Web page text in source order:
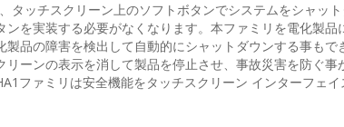
ッチスクリーン上のソフトボタンでシステムをシャッ
を実装する必要がなくなります。本ファミリを電化製品
品の障害を検出して自動的にシャットダウンする事もで
ーンの表示を消して製品を停止させ、事故災害を防ぐ事
ファミリは安全機能をタッチスクリーン インターフェイ